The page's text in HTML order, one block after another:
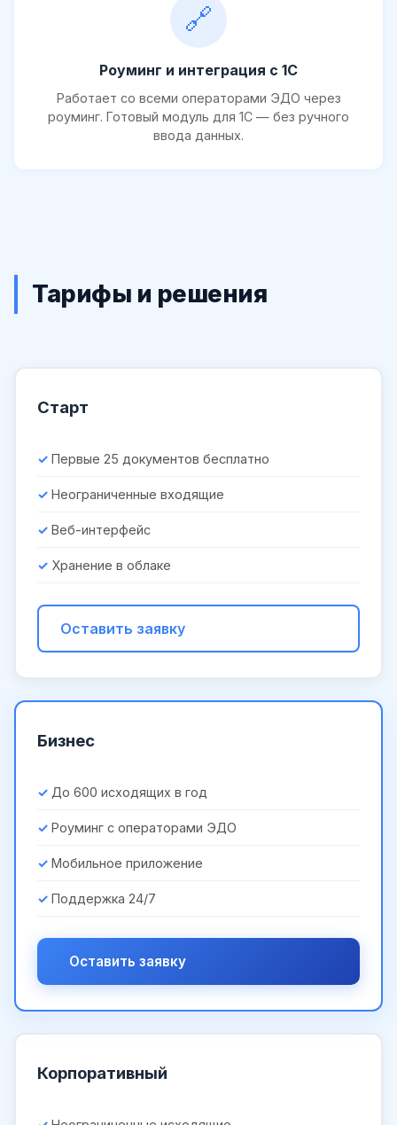
🔗
Роуминг и интеграция с 1С
Работает со всеми операторами ЭДО через
роуминг. Готовый модуль для 1С — без ручного
ввода данных.
Тарифы и решения
Старт
Первые 25 документов бесплатно
Неограниченные входящие
Веб-интерфейс
Хранение в облаке
Оставить заявку
Бизнес
До 600 исходящих в год
Роуминг с операторами ЭДО
Мобильное приложение
Поддержка 24/7
Оставить заявку
Корпоративный